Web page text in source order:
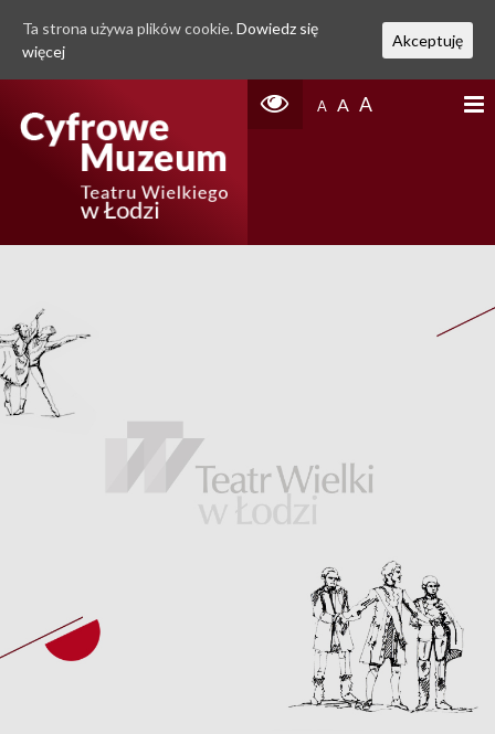
A A A
Ta strona używa plików cookie. Dowiedz się
więcej
Akceptuję